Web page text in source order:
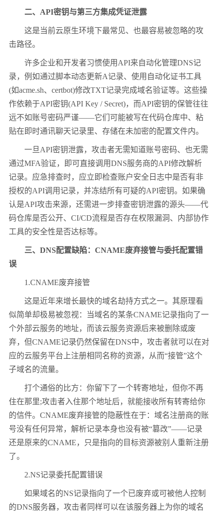
二、API密钥与第三方集成凭证泄露
这是当前云原生环境下最常见、也最容易被忽略的攻
击路径。
许多企业和开发者习惯使用API来自动化管理DNS记
录，例如通过脚本动态更新A记录、使用自动化证书工具
(如acme.sh、certbot)修改TXT记录完成域名验证等。这些操
作依赖于API密钥(API Key / Secret)，而API密钥的保管往往
远不如账号密码严谨——它们可能被写在代码仓库中、粘
贴在即时通讯聊天记录里、存储在未加密的配置文件内。
一旦API密钥泄露，攻击者无需知道账号密码、也无需
通过MFA验证，即可直接调用DNS服务商的API修改解析
记录。应急排查时，应立即检查账户安全日志中是否有非
授权的API调用记录，并冻结所有可疑的API密钥。如果确
认是API攻击来源，还需进一步排查密钥泄露的源头——代
码仓库是否公开、CI/CD流程是否存在权限漏洞、内部协作
工具的安全性是否达标等。
三、DNS配置缺陷：CNAME废弃接管与委托配置错
误
1.CNAME废弃接管
这是近年来增长最快的域名劫持方式之一。其原理看
似简单却极易被忽视：当域名的某条CNAME记录指向了一
个外部云服务的地址，而该云服务资源后来被删除或废
弃，但CNAME记录仍然保留在DNS中，攻击者就可以在对
应的云服务平台上注册相同名称的资源，从而“接管”这个
子域名的流量。
打个通俗的比方：你留下了一个转寄地址，但你不再
住在那里;攻击者入住那个地址后，就能接收所有转寄给你
的信件。CNAME废弃接管的隐蔽性在于：域名注册商的账
号没有任何异常，解析记录本身也没有被“篡改”——记录
还是原来的CNAME，只是指向的目标资源被别人重新注册
了。
2.NS记录委托配置错误
如果域名的NS记录指向了一个已废弃或可被他人控制
的DNS服务器，攻击者同样可以在该服务器上为你的域名